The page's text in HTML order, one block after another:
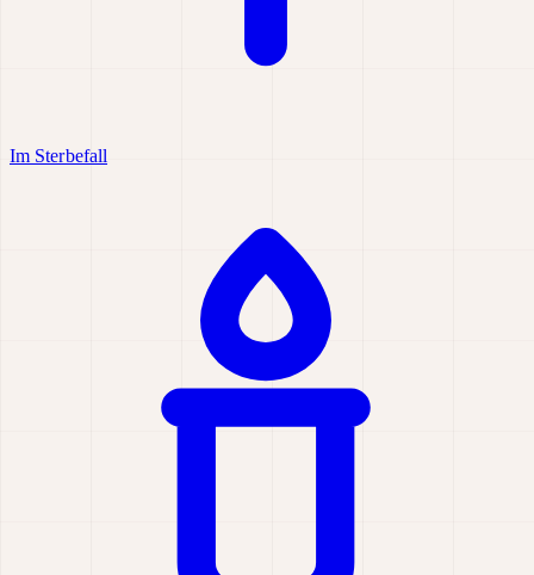
Im Sterbefall